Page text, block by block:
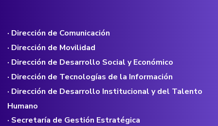
· Dirección de Comunicación
· Dirección de Movilidad
· Dirección de Desarrollo Social y Económico
· Dirección de Tecnologías de la Información
· Dirección de Desarrollo Institucional y del Talento
Humano
· Secretaría de Gestión Estratégica